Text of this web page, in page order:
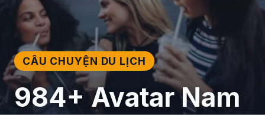
CÂU CHUYỆN DU LỊCH
984+ Avatar Nam